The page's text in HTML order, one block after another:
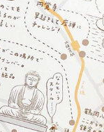
ラストマップ